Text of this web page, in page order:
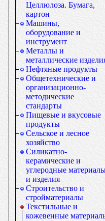
Целлюлоза. Бумага,
картон
Машины,
оборудование и
инструмент
Металлы и
металлические
Нефтяные продукты
Общетехнические и
организационно-
методические
стандарты
Пищевые и вкусовые
продукты
Сельское и лесное
хозяйство
Силикатно-
керамические и
углеродные
и изделия
Строительство и
стройматериалы
Текстильные и
кожевенные